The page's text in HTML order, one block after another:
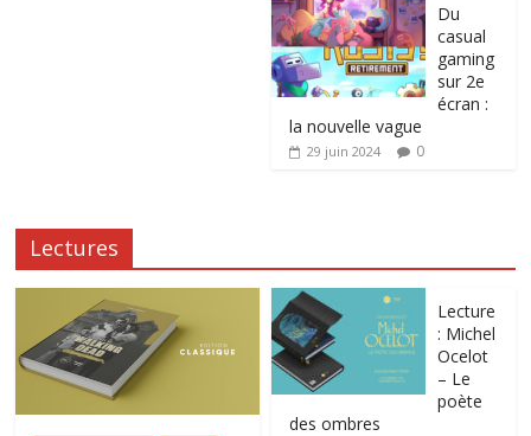
Du
casual
gaming
sur 2e
écran :
la nouvelle vague
29 juin 2024 0
Lectures
Lecture
: Michel
Ocelot
– Le
poète
des ombres